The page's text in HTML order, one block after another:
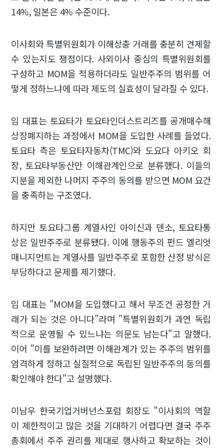
14%, 일본은 4% 수준이다.
이사회와 특별위원회가 이해상충 거래를 충분히 견제할
수 있는지도 쟁점이다. 사외이사 중심의 특별위원회를
구성하고 MOM을 적용하더라도 일반주주의 범위를 어
떻게 정하느냐에 따라 제도의 실효성이 달라질 수 있다.
임 대표는 토요타가 토요타인더스트리즈를 공개매수해
상장폐지하는 과정에서 MOM을 도입한 사례를 들었다.
토요타 측은 토요타자동차(TMC)와 도요다 아키오 회
장, 토요타부동산만 이해관계인으로 분류했다. 이들의
지분을 제외한 나머지 주주의 동의를 받으면 MOM 요건
을 충족하는 구조였다.
하지만 토요타그룹 계열사인 아이신과 덴소, 토요타통
상은 일반주주로 분류됐다. 이에 행동주의 펀드 엘리엇
매니지먼트는 계열사를 일반주주로 포함한 산정 방식은
부당하다고 문제를 제기했다.
임 대표는 "MOM을 도입했다고 해서 무조건 공정한 거
래가 되는 것은 아니다"라며 "특별위원회가 과연 독립
적으로 운영될 수 있느냐는 의문도 남는다"고 말했다.
이어 "이를 보완하려면 이해관계가 있는 주주의 범위를
엄격하게 정하고 실질적으로 독립된 일반주주의 동의를
확인해야 한다"고 설명했다.
이남우 한국기업거버넌스포럼 회장도 "이사회의 역할
이 제한적이고 많은 것을 기대하기 어렵다면 결국 주주
총회에서 주주 권리를 제대로 행사하고 확보하는 것이